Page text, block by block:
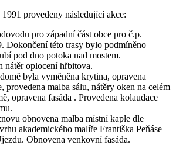
provedeny následující akce:
pro západní část obce pro č.p.
Dokončení této trasy bylo podmíněno
pod dno potoka nad mostem.
nátěr oplocení hřbitova.
byla vyměněna krytina, opravena
provedena malba sálu, nátěry oken na celém
opravena fasáda . Provedena kolaudace
obnovena malba místní kaple dle
akademického malíře Františka Peňáse
Obnovena venkovní fasáda.